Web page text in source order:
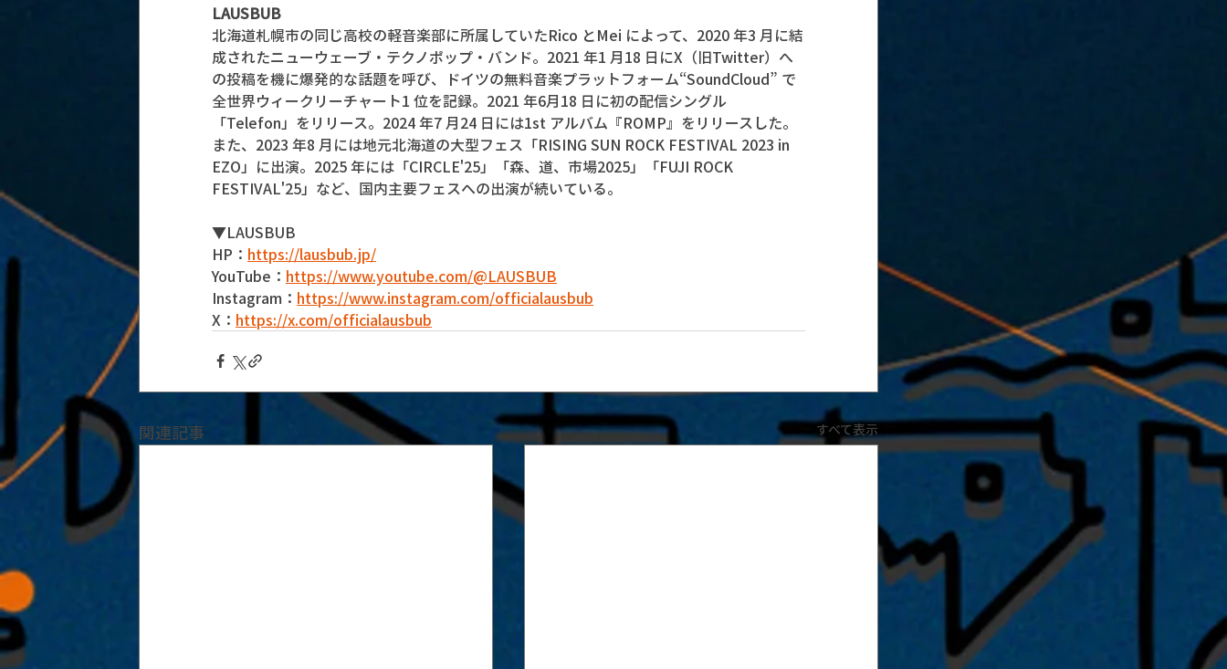
LAUSBUB
北海道札幌市の同じ高校の軽音楽部に所属していたRico とMei によって、2020 年3 月に結
成されたニューウェーブ・テクノポップ・バンド。2021 年1 月18 日にX（旧Twitter）へ
の投稿を機に爆発的な話題を呼び、ドイツの無料音楽プラットフォーム“SoundCloud” で
全世界ウィークリーチャート1 位を記録。2021 年6月18 日に初の配信シングル
「Telefon」をリリース。2024 年7 月24 日には1st アルバム『ROMP』をリリースした。
また、2023 年8 月には地元北海道の大型フェス「RISING SUN ROCK FESTIVAL 2023 in
EZO」に出演。2025 年には「CIRCLE'25」「森、道、市場2025」「FUJI ROCK
FESTIVAL'25」など、国内主要フェスへの出演が続いている。
▼LAUSBUB
HP： https://lausbub.jp/
YouTube： https://www.youtube.com/@LAUSBUB
Instagram： https://www.instagram.com/officialausbub
X： https://x.com/officialausbub
関連記事 すべて表示